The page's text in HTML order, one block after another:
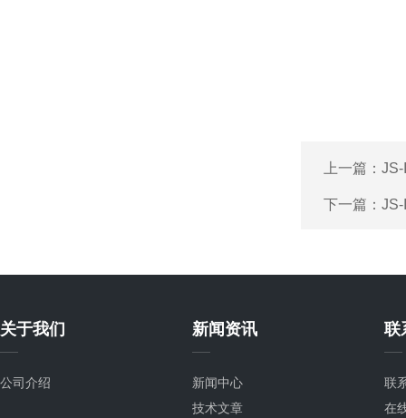
上一篇： JS-
下一篇： JS-
关于我们
公司介绍
新闻资讯
新闻中心
技术文章
联
联
在